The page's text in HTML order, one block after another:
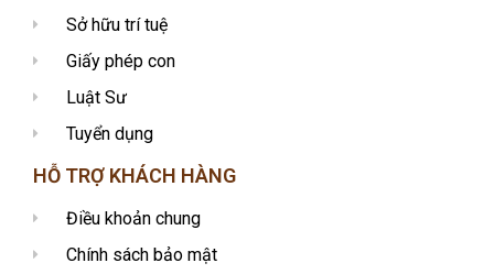
Sở hữu trí tuệ
Giấy phép con
Luật Sư
Tuyển dụng
HỖ TRỢ KHÁCH HÀNG
Điều khoản chung
Chính sách bảo mật